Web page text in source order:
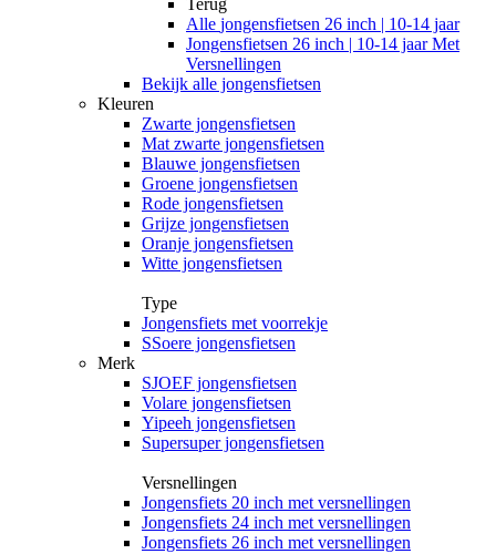
Terug
Alle jongensfietsen 26 inch | 10-14 jaar
Jongensfietsen 26 inch | 10-14 jaar Met
Versnellingen
Bekijk alle jongensfietsen
Kleuren
Zwarte jongensfietsen
Mat zwarte jongensfietsen
Blauwe jongensfietsen
Groene jongensfietsen
Rode jongensfietsen
Grijze jongensfietsen
Oranje jongensfietsen
Witte jongensfietsen
Type
Jongensfiets met voorrekje
SSoere jongensfietsen
Merk
SJOEF jongensfietsen
Volare jongensfietsen
Yipeeh jongensfietsen
Supersuper jongensfietsen
Versnellingen
Jongensfiets 20 inch met versnellingen
Jongensfiets 24 inch met versnellingen
Jongensfiets 26 inch met versnellingen